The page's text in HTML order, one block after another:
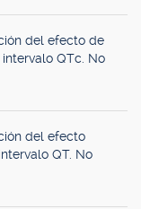
del efecto de
QTc. No
del efecto
QT. No